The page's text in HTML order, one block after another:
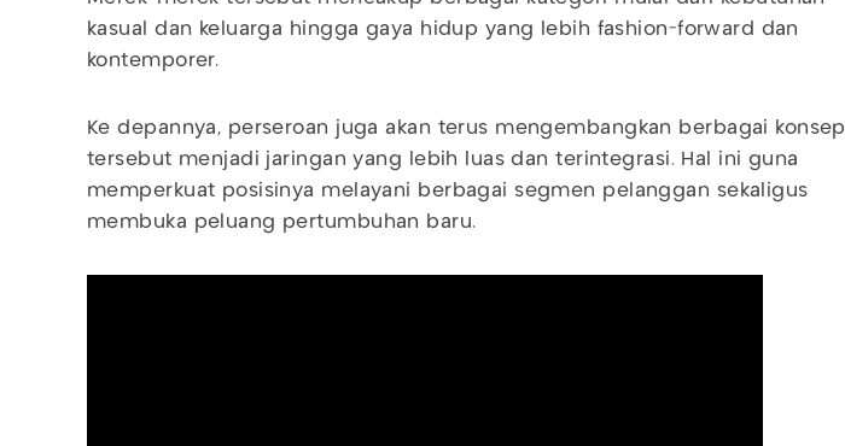
kasual dan keluarga hingga gaya hidup yang lebih fashion-forward dan
kontemporer.
Ke depannya, perseroan juga akan terus mengembangkan berbagai konsep
tersebut menjadi jaringan yang lebih luas dan terintegrasi. Hal ini guna
memperkuat posisinya melayani berbagai segmen pelanggan sekaligus
membuka peluang pertumbuhan baru.